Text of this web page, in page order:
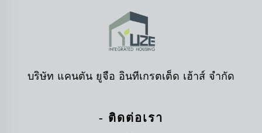
บริษัท แคนตัน ยูจือ อินทีเกรตเต็ด เฮ้าส์ จำกัด
- ติดต่อเรา